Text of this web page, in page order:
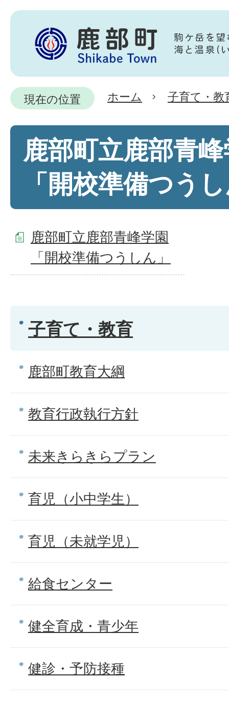
現在の位置 ホーム 子育て・教
鹿部町立鹿部青
「開校準備つう
鹿部町立鹿部青峰学園
「開校準備つうしん」
子育て・教育
鹿部町教育大綱
教育行政執行方針
未来きらきらプラン
育児（小中学生）
育児（未就学児）
給食センター
健全育成・青少年
健診・予防接種